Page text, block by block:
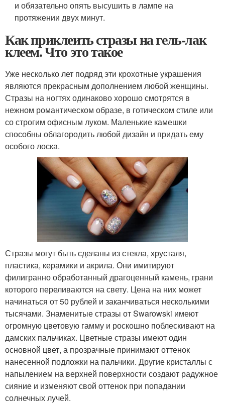
и обязательно опять высушить в лампе на
протяжении двух минут.
Как приклеить стразы на гель-лак
клеем. Что это такое
Уже несколько лет подряд эти крохотные украшения
являются прекрасным дополнением любой женщины.
Стразы на ногтях одинаково хорошо смотрятся в
нежном романтическом образе, в готическом стиле или
со строгим офисным луком. Маленькие камешки
способны облагородить любой дизайн и придать ему
особого лоска.
Стразы могут быть сделаны из стекла, хрусталя,
пластика, керамики и акрила. Они имитируют
филигранно обработанный драгоценный камень, грани
которого переливаются на свету. Цена на них может
начинаться от 50 рублей и заканчиваться несколькими
тысячами. Знаменитые стразы от Swarowski имеют
огромную цветовую гамму и роскошно поблескивают на
дамских пальчиках. Цветные стразы имеют один
основной цвет, а прозрачные принимают оттенок
нанесенной подложки на пальчики. Другие кристаллы с
напылением на верхней поверхности создают радужное
сияние и изменяют свой оттенок при попадании
солнечных лучей.